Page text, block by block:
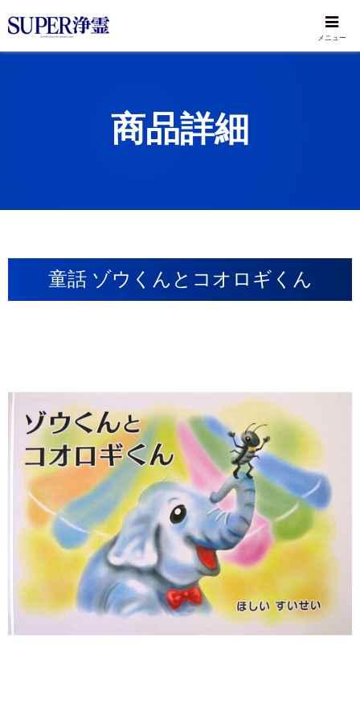
商品詳細
童話 ゾウくんとコオロギくん
メニュー